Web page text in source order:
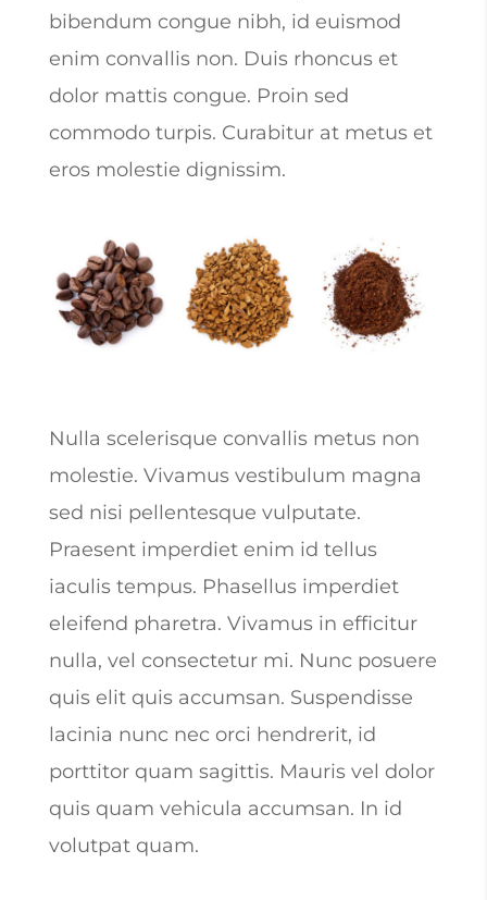
bibendum congue nibh, id euismod
enim convallis non. Duis rhoncus et
dolor mattis congue. Proin sed
commodo turpis. Curabitur at metus et
eros molestie dignissim.
Nulla scelerisque convallis metus non
molestie. Vivamus vestibulum magna
sed nisi pellentesque vulputate.
Praesent imperdiet enim id tellus
iaculis tempus. Phasellus imperdiet
eleifend pharetra. Vivamus in efficitur
nulla, vel consectetur mi. Nunc posuere
quis elit quis accumsan. Suspendisse
lacinia nunc nec orci hendrerit, id
porttitor quam sagittis. Mauris vel dolor
quis quam vehicula accumsan. In id
volutpat quam.